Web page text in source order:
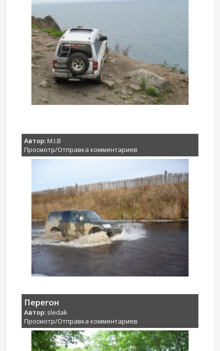
Автор:M.I.B
Просмотр/Отправка комментариев
Перегон
Автор: sledak
Просмотр/Отправка комментариев